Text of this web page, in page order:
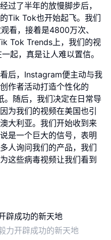
过了半年的放慢脚步后，
Tik Tok也开始起飞。我们
看，接着是4800万次、
Tok Trends上，我们的视
起，真是让人难以置信。
后，Instagram便主动与我
作者活动打造个性化的
随后，我们决定在日常导
为我们的视频在美国也引
大利亚。我们开始收到来
是一个巨大的信号，表明
人询问我们的产品，我们
这些病毒视频让我们看到
力开辟成功的新天地